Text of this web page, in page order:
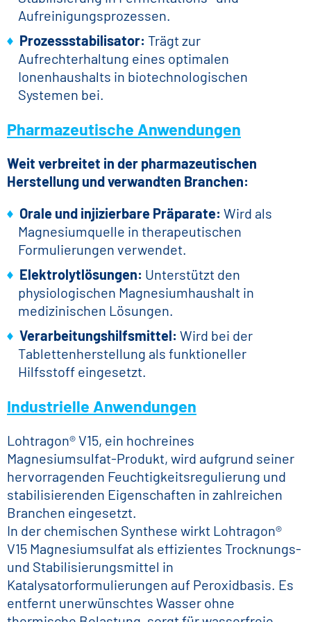
Aufreinigungsprozessen.
Prozessstabilisator: Trägt zur
Aufrechterhaltung eines optimalen
Ionenhaushalts in biotechnologischen
Systemen bei.
Pharmazeutische Anwendungen
Weit verbreitet in der pharmazeutischen
Herstellung und verwandten Branchen:
Orale und injizierbare Präparate: Wird als
Magnesiumquelle in therapeutischen
Formulierungen verwendet.
Elektrolytlösungen: Unterstützt den
physiologischen Magnesiumhaushalt in
medizinischen Lösungen.
Verarbeitungshilfsmittel: Wird bei der
Tablettenherstellung als funktioneller
Hilfsstoff eingesetzt.
Industrielle Anwendungen
Lohtragon® V15, ein hochreines
Magnesiumsulfat-Produkt, wird aufgrund seiner
hervorragenden Feuchtigkeitsregulierung und
stabilisierenden Eigenschaften in zahlreichen
Branchen eingesetzt.
In der chemischen Synthese wirkt Lohtragon®
V15 Magnesiumsulfat als effizientes Trocknungs-
und Stabilisierungsmittel in
Katalysatorformulierungen auf Peroxidbasis. Es
entfernt unerwünschtes Wasser ohne